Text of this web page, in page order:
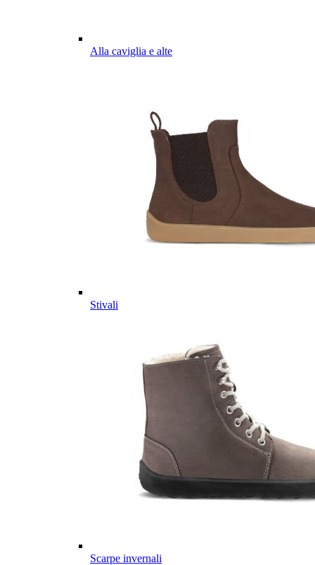
Alla caviglia e alte
Stivali
Scarpe invernali